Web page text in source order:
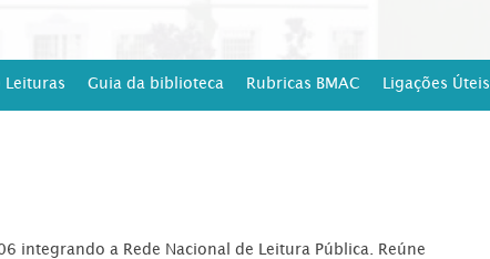
Leituras Guia da biblioteca Rubricas BMAC Ligações Úteis
integrando a Rede Nacional de Leitura Pública. Reúne